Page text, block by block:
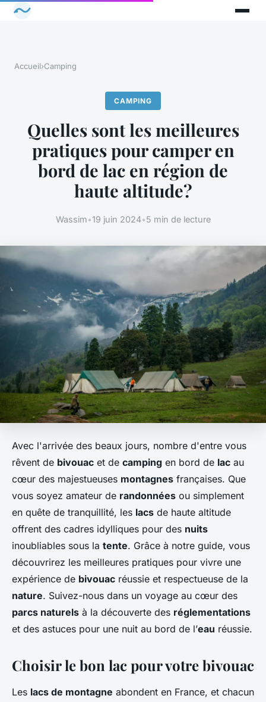
Accueil›Camping
CAMPING
Quelles sont les meilleures
pratiques pour camper en
bord de lac en région de
haute altitude?
Wassim•19 juin 2024•5 min de lecture
Avec l'arrivée des beaux jours, nombre d'entre vous
rêvent de bivouac et de camping en bord de lac au
cœur des majestueuses montagnes françaises. Que
vous soyez amateur de randonnées ou simplement
en quête de tranquillité, les lacs de haute altitude
offrent des cadres idylliques pour des nuits
inoubliables sous la tente. Grâce à notre guide, vous
découvrirez les meilleures pratiques pour vivre une
expérience de bivouac réussie et respectueuse de la
nature. Suivez-nous dans un voyage au cœur des
parcs naturels à la découverte des réglementations
et des astuces pour une nuit au bord de l’eau réussie.
Choisir le bon lac pour votre bivouac
Les lacs de montagne abondent en France, et chacun